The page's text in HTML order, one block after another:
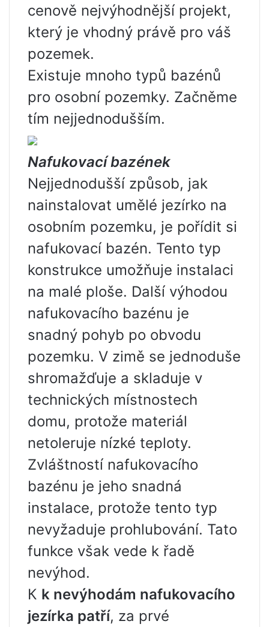
cenově nejvýhodnější projekt,
který je vhodný právě pro váš
pozemek.
Existuje mnoho typů bazénů
pro osobní pozemky. Začněme
tím nejjednodušším.
Nafukovací bazének
Nejjednodušší způsob, jak
nainstalovat umělé jezírko na
osobním pozemku, je pořídit si
nafukovací bazén. Tento typ
konstrukce umožňuje instalaci
na malé ploše. Další výhodou
nafukovacího bazénu je
snadný pohyb po obvodu
pozemku. V zimě se jednoduše
shromažďuje a skladuje v
technických místnostech
domu, protože materiál
netoleruje nízké teploty.
Zvláštností nafukovacího
bazénu je jeho snadná
instalace, protože tento typ
nevyžaduje prohlubování. Tato
funkce však vede k řadě
nevýhod.
К k nevýhodám nafukovacího
jezírka patří, za prvé